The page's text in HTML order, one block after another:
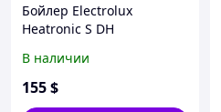
Бойлер Electrolux
Heatronic S DH
В наличии
155$